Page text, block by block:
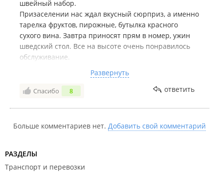
гардеробная с дамским уголком. Ванная комната
оборудована всеми удобствами для отдыха после
насыщенного дня: гидромассажной ванной и инфракрасной
сауной с премиальными банными принадлежностями.
Актуальную стоимость необходимо уточнять у
администратора.
Компания также приглашает посетить:
казино "Tigre De Cristal"
ресторан "Hot pot".
Гостиница вЕдином реестре объектов классификации в
швейный набор.
Призаселении нас ждал вкусный сюрприз, а именно
тарелка фруктов, пирожные, бутылка красного
сухого вина. Завтра приносят прям в номер, ужин
шведский стол. Все на высоте очень понравилось
обслуживание.
санузла, огромная ванная с панорамным окном,
душевая, вообщем было очень просторно и
Развернуть
Спасибо 8 ответить
Больше комментариев нет. Добавить свой комментарий
РАЗДЕЛЫ
Транспорт и перевозки